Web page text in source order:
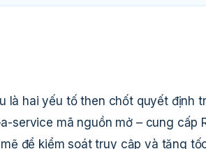
là hai yếu tố then chốt quyết định
service mã nguồn mở – cung cấp
để kiểm soát truy cập và tăng